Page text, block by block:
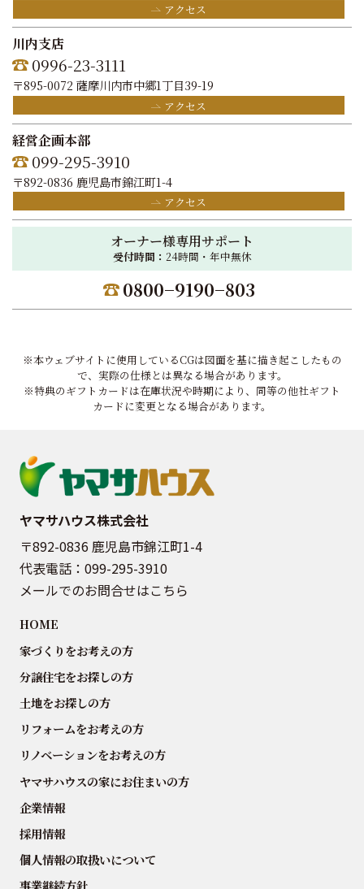
アクセス
川内支店
0996-23-3111
〒895-0072 薩摩川内市中郷1丁目39-19
アクセス
経営企画本部
099-295-3910
〒892-0836 鹿児島市錦江町1-4
アクセス
オーナー様専用サポート
受付時間： 24時間・年中無休
0800−9190−803
※本ウェブサイトに使用しているCGは図面を基に描き起こしたもの
で、実際の仕様とは異なる場合があります。
※特典のギフトカードは在庫状況や時期により、同等の他社ギフト
カードに変更となる場合があります。
ヤマサハウス株式会社
〒892-0836 鹿児島市錦江町1-4
代表電話： 099-295-3910
メールでのお問合せはこちら
HOME
家づくりをお考えの方
分譲住宅をお探しの方
土地をお探しの方
リフォームをお考えの方
リノベーションをお考えの方
ヤマサハウスの家にお住まいの方
企業情報
採用情報
個人情報の取扱いについて
事業継続方針